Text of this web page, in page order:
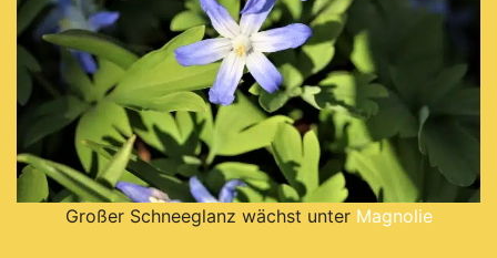
Großer Schneeglanz wächst unter Magnolie